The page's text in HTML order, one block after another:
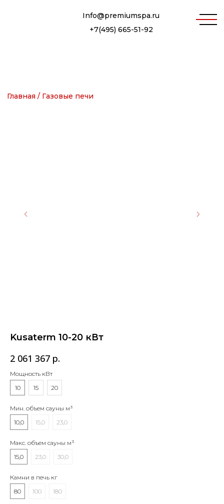
Info@premiumspa.ru
+7(495) 665-51-92
Kusaterm 10-20 кВт
2 061 367 р.
Мощность кВт
10
15 20
Мин. объем сауны м³
10,0
15,0 23,0
Макс. объем сауны м³
15,0
23,0 30,0
Камни в печь кг
80
100 180